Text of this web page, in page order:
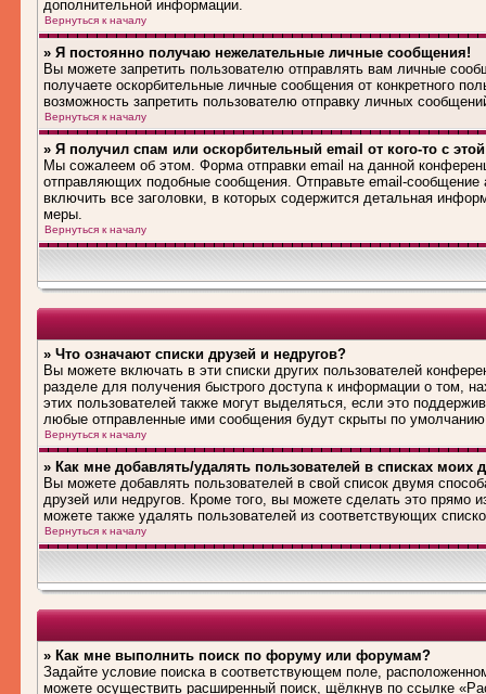
дополнительной информации.
Вернуться к началу
» Я постоянно получаю нежелательные личные сообщения!
Вы можете запретить пользователю отправлять вам личные
получаете оскорбительные личные сообщения от конкретного
возможность запретить пользователю отправку личных
Вернуться к началу
» Я получил спам или оскорбительный email от кого-то с
Мы сожалеем об этом. Форма отправки email на данной
отправляющих подобные сообщения. Отправьте email-
включить все заголовки, в которых содержится детальная
меры.
Вернуться к началу
» Что означают списки друзей и недругов?
Вы можете включать в эти списки других пользователей
разделе для получения быстрого доступа к информации о том,
этих пользователей также могут выделяться, если это
любые отправленные ими сообщения будут скрыты по
Вернуться к началу
» Как мне добавлять/удалять пользователей в списках моих
Вы можете добавлять пользователей в свой список двумя
друзей или недругов. Кроме того, вы можете сделать это прямо
можете также удалять пользователей из соответствующих
Вернуться к началу
» Как мне выполнить поиск по форуму или форумам?
Задайте условие поиска в соответствующем поле,
можете осуществить расширенный поиск, щёлкнув по ссылке